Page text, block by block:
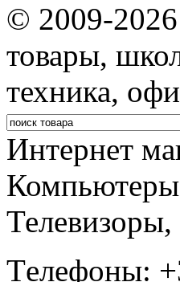
© 2009-
товары,
техника,
Интернет
Tелефоны: